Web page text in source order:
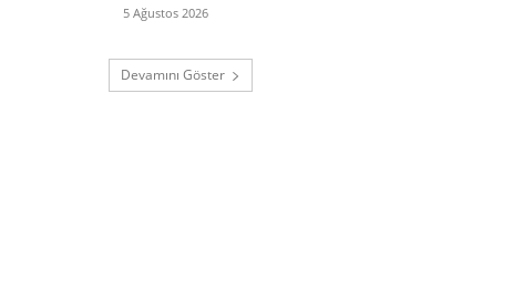
5 Ağustos 2026
Devamını Göster